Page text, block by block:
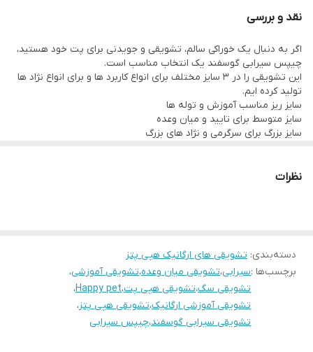
نقد و بررسی
اگر به دنبال یک خوراکی سالم، تشویقی و جویدنی برای پت خود هستید،
چیپس سیرابی گوسفند یک انتخاب مناسب است.
این تشویقی را در 3 سایز مختلف برای انواع کاربرد ها و برای انواع نژاد ها
تولید کرده ایم.
سایز ریز مناسب آموزش و توله ها
سایز متوسط برای تایید و میان وعده
سایز بزرگ برای سرگرمی و نژاد های بزرگ
آموزشی مناسبی است.
سیرابی لایه داخلی معده گاو و گوسفند است که بافتی جویدنی دارد.
سیرابی نسبتاً کم کالری است و منبعی غنی از ویتامین و پروتئین ها برای
حفظ سلامتی حیوان می باشد.
عضلات صاف و لانه زنبوری که در سیرابی وجود دارد از ارزش غذایی بالایی
برخوردار بوده و باعث افزایش کلسترول نمی شود. پروتئین آن مشابه
گوشت قرمز است.
نظرات
دسته‌بندی: تشویقی های ارگانیک هپی پتز
برچسب‌ها :سیرابی،تشویقی میان وعده،تشویقی آموزشی،
تشویقی سگ،تشویقی هپی پت،Happy pet،
تشویقی آموزشی ارگانیک،تشویقی هپی پتز،
تشویقی سیرابی گوسفند،چیپس سیرابی